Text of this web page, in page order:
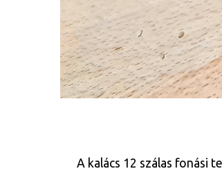
A kalács 12 szálas fonási